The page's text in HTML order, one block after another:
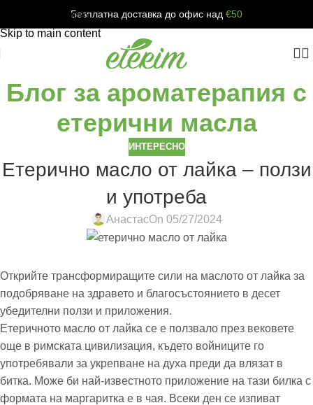
Skip to navigation
Skip to main content
Безплатна доставка до офис над €50
Блог за ароматерапия с
етерични масла
ИНТЕРЕСНО
Eтерично масло от лайка – ползи
и употреба
АнастасOn 05/27/2024
Открийте трансформиращите сили на маслото от лайка за
подобряване на здравето и благосъстоянието в десет
убедителни ползи и приложения.
Етеричното масло от лайка се е ползвало през вековете
още в римската цивилизация, където войниците го
употребявали за укрепване на духа преди да влязат в
битка. Може би най-известното приложение на тази билка с
формата на маргаритка е в чая. Всеки ден се изпиват